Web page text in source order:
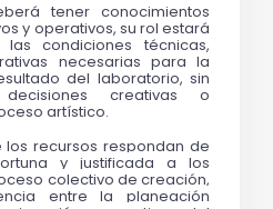
tener conocimientos
y operativos, su rol estará
condiciones técnicas,
necesarias para la
del laboratorio, sin
creativas o
artístico.
recursos respondan de
y justificada a los
colectivo de creación,
entre la planeación